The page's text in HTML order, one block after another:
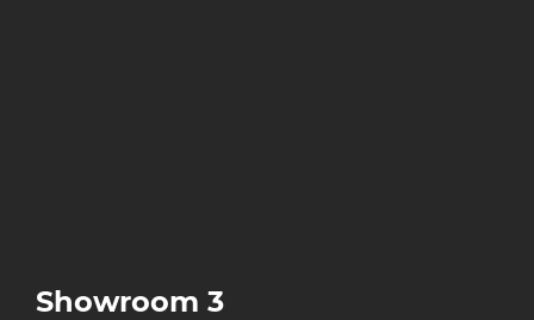
Showroom 3